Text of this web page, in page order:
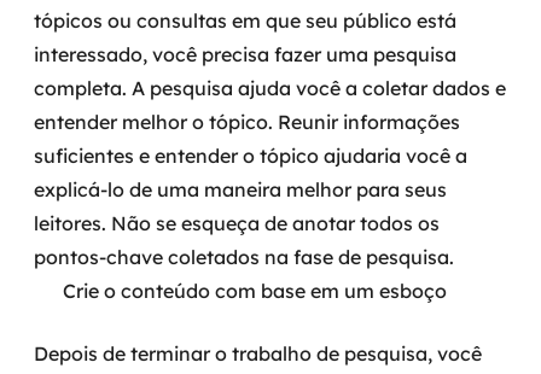
tópicos ou consultas em que seu público está
interessado, você precisa fazer uma pesquisa
completa. A pesquisa ajuda você a coletar dados e
entender melhor o tópico. Reunir informações
suficientes e entender o tópico ajudaria você a
explicá-lo de uma maneira melhor para seus
leitores. Não se esqueça de anotar todos os
pontos-chave coletados na fase de pesquisa.
Crie o conteúdo com base em um esboço
Depois de terminar o trabalho de pesquisa, você